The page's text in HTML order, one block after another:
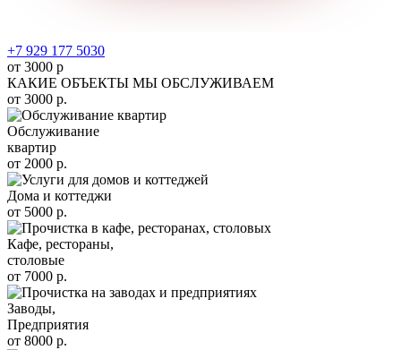
+7 929 177 5030
от 3000 р
КАКИЕ ОБЪЕКТЫ МЫ ОБСЛУЖИВАЕМ
от 3000 р.
Обслуживание
квартир
от 2000 р.
Дома и коттеджи
от 5000 р.
Кафе, рестораны,
столовые
от 7000 р.
Заводы,
Предприятия
от 8000 р.